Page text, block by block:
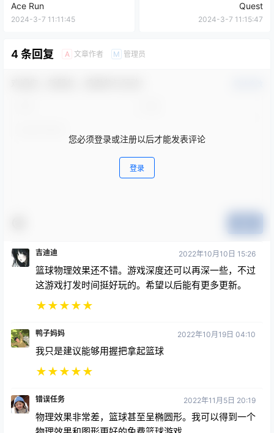
Ace Run
2024-3-7 11:11:45
Quest
2024-3-7 11:15:47
4 条回复 A 文章作者 M 管理员
您必须登录或注册以后才能发表评论
登录
吉迪迪 2022年10月10日 15:26
篮球物理效果还不错。游戏深度还可以再深一些，不过
这游戏打发时间挺好玩的。希望以后能有更多更新。
★★★★★
鸭子妈妈 2022年10月19日 04:10
我只是建议能够用握把拿起篮球
★★★★★
错误任务 2022年11月5日 20:19
物理效果非常差，篮球甚至呈椭圆形。我可以得到一个